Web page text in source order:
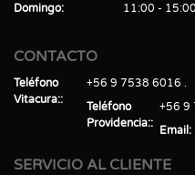
Domingo
11:00 - 15:00
CONTACTO
Teléfono
Vitacura:
+56 9 7538 6016
Teléfono
Providencia:
+56 9
Email
SERVICIO AL CLIENTE